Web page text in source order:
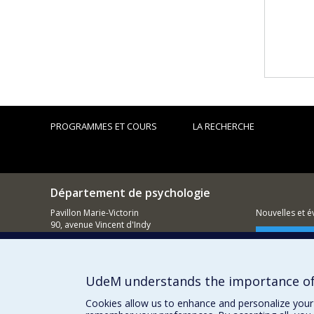
PROGRAMMES ET COURS LA RECHERCHE
Département de psychologie
Pavillon Marie-Victorin
90, avenue Vincent d'Indy
Montréal (QC)
Nouvelles et
Comment
UdeM understands the importance
Cookies allow us to enhance and personalize